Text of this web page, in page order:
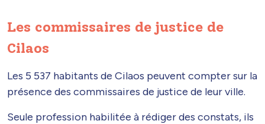
Les commissaires de justice de
Cilaos
Les 5 537 habitants de Cilaos peuvent compter sur la
présence des commissaires de justice de leur ville.
Seule profession habilitée à rédiger des constats, ils